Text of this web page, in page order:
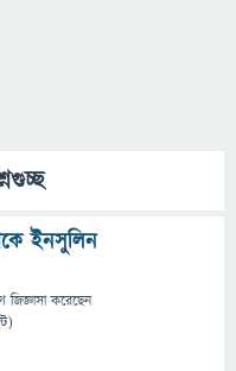
ইনসুলিন
জিজ্ঞাসাকরেছেন